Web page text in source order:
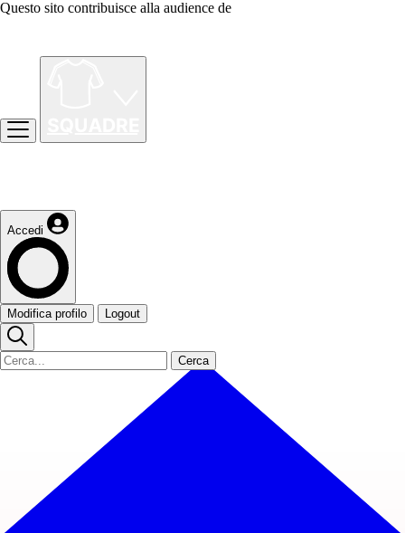
Questo sito contribuisce alla audience de
Accedi
Modifica profilo Logout
Cerca